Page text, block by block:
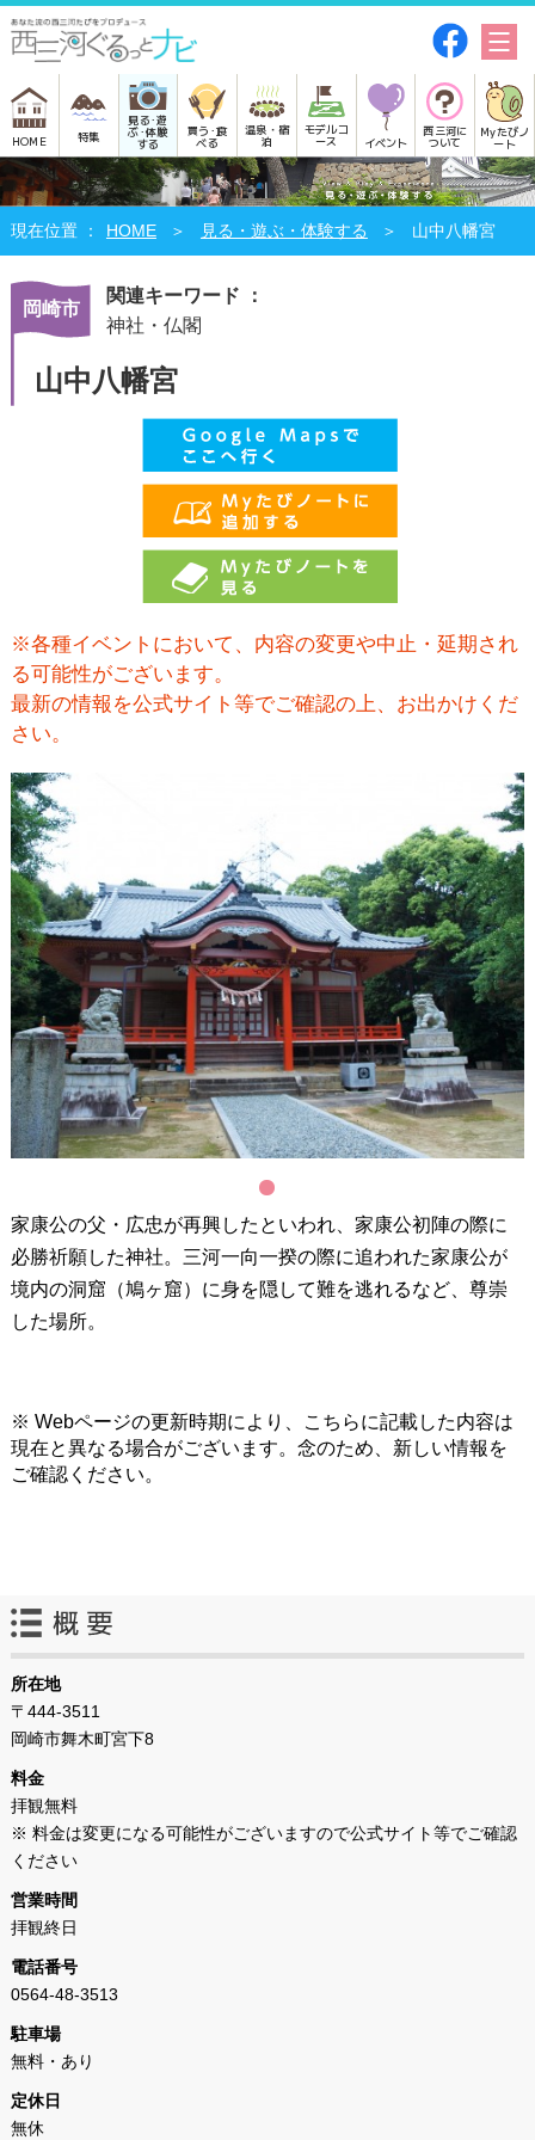
HOME 特集
見る･遊
ぶ･体験
する
買う･食
べる
温泉・宿
泊
モデルコ
ース イベント
西三河に
ついて
Myたびノ
ート
HOME 見る・遊ぶ・体験する 山中八幡宮
岡崎市
関連キーワード ：
神社・仏閣
山中八幡宮
※各種イベントにおいて、内容の変更や中止・延期され
る可能性がございます。
最新の情報を公式サイト等でご確認の上、お出かけくだ
さい。
家康公の父・広忠が再興したといわれ、家康公初陣の際に
必勝祈願した神社。三河一向一揆の際に追われた家康公が
境内の洞窟（鳩ヶ窟）に身を隠して難を逃れるなど、尊崇
した場所。
※ Webページの更新時期により、こちらに記載した内容は
現在と異なる場合がございます。念のため、新しい情報を
ご確認ください。
所在地
〒444-3511
岡崎市舞木町宮下8
料金
拝観無料
※ 料金は変更になる可能性がございますので公式サイト等でご確認
ください
営業時間
拝観終日
電話番号
0564‐48‐3513
駐車場
無料・あり
定休日
無休